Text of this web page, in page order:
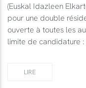
(Euskal Idazleen
pour une double
ouverte à toutes les
limite de candidature
LIRE